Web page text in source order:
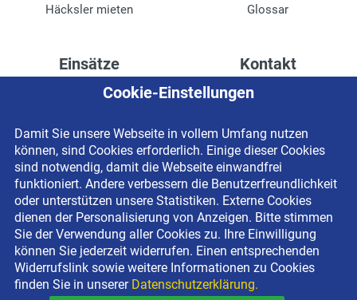
Häcksler mieten
Glossar
Einsätze
Höhenzugang für
Drainage verlegen
Fassadenreinigung
Terrasse anlegen
Ladenbau
Kontakt
Kontaktformular
Impressum
Datenschutzerklärung
Newsletter-Anmeldung
Cookie-Einstellungen
Damit Sie unsere Webseite in vollem Umfang nutzen
können, sind Cookies erforderlich. Einige dieser Cookies
sind notwendig, damit die Webseite einwandfrei
funktioniert. Andere verbessern die Benutzerfreundlichkeit
oder unterstützen unsere Statistiken. Externe Cookies
dienen der Personalisierung von Anzeigen. Bitte stimmen
Sie der Verwendung aller Cookies zu. Ihre Einwilligung
können Sie jederzeit widerrufen. Einen entsprechenden
Widerrufslink sowie weitere Informationen zu Cookies
finden Sie in unserer Datenschutzerklärung.